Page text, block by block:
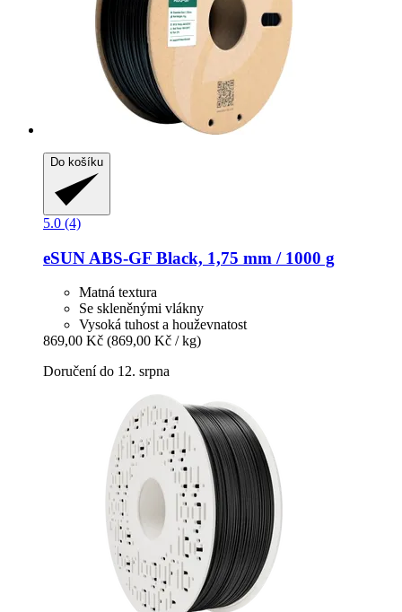
Do košíku
5.0 (4)
eSUN ABS-​GF Black, 1,75 mm / 1000 g
Matná textura
Se skleněnými vlákny
Vysoká tuhost a houževnatost
869,00 Kč (869,00 Kč / kg)
Doručení do 12. srpna